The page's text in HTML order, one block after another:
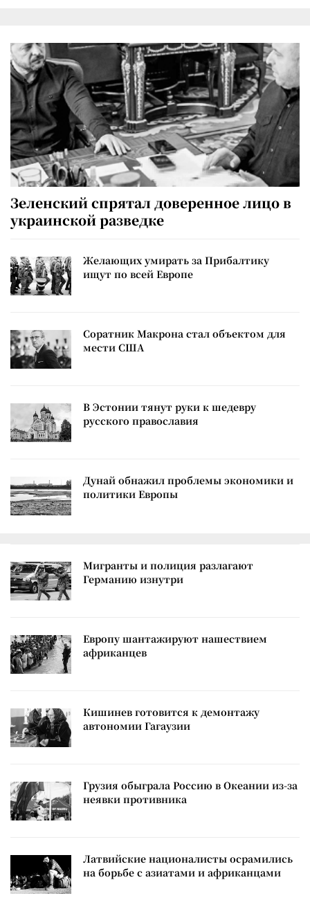
Зеленский спрятал доверенное лицо в
украинской разведке
Желающих умирать за Прибалтику
ищут по всей Европе
Соратник Макрона стал объектом для
мести США
В Эстонии тянут руки к шедевру
русского православия
Дунай обнажил проблемы экономики и
политики Европы
Мигранты и полиция разлагают
Германию изнутри
Европу шантажируют нашествием
африканцев
Кишинев готовится к демонтажу
автономии Гагаузии
Грузия обыграла Россию в Океании из-за
неявки противника
Латвийские националисты осрамились
на борьбе с азиатами и африканцами